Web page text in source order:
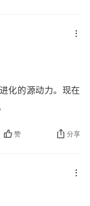
化的源动力。现在
赞 分享